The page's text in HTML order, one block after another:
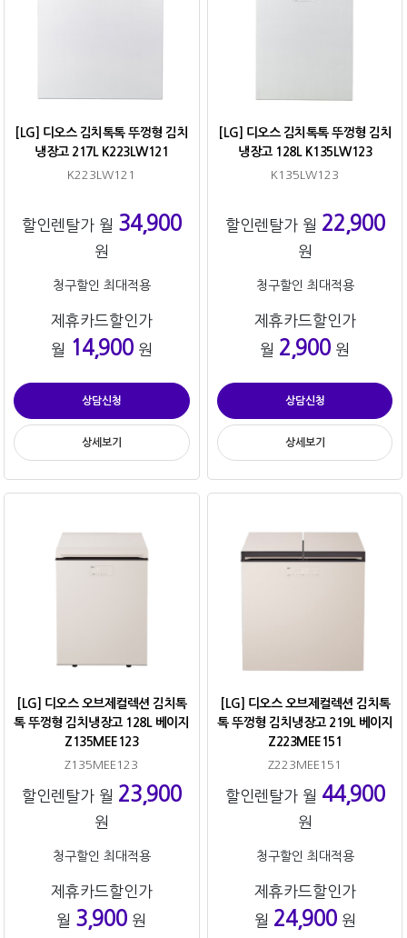
[LG] 디오스 김치톡톡 뚜껑형 김치
냉장고 217L K223LW121
K223LW121
할인렌탈가 월 34,900
원
청구할인 최대적용
제휴카드할인가
월 14,900원
상담신청
상세보기
[LG] 디오스 김치톡톡 뚜껑형 김치
냉장고 128L K135LW123
K135LW123
할인렌탈가 월 22,900
원
청구할인 최대적용
제휴카드할인가
월 2,900 원
상담신청
상세보기
[LG] 디오스 오브제컬렉션 김치톡
톡 뚜껑형 김치냉장고 128L 베이지
Z135MEE123
Z135MEE123
할인렌탈가 월 23,900
원
청구할인 최대적용
제휴카드할인가
월 3,900 원
[LG] 디오스 오브제컬렉션 김치톡
톡 뚜껑형 김치냉장고 219L 베이지
Z223MEE151
Z223MEE151
할인렌탈가 월 44,900
원
청구할인 최대적용
제휴카드할인가
월 24,900원